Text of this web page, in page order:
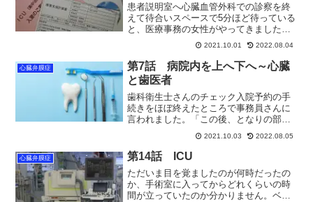
患者説明室へ心臓血管外科での診察を終
えて待合いスペースで5分ほど待っている
と、医療事務の女性がやってきました。
その日のうちに済ませておかなければな
らないことがたくさんあるようです。入
院と手術の説明、各種検査、入院手続
き、歯科衛生士による歯の...
2021.10.01 2022.08.04
心臓弁膜症
第7話 病院内を上へ下へ～心臓
と歯医者
歯科衛生士さんのチェック入院予約の手
続きをほぼ終えたところで事務員さんに
言われました。「この後、となりの部屋
で歯科衛生士が歯のチェックを行いま
す」歯のチェックをするのは知っていま
したが、え、ここでするんですか。外来
じゃなくて？この入院予約の...
2021.10.03 2022.08.05
心臓弁膜症 第14話 ICU
ただいま目を覚ましたのが何時だったの
か、手術室に入ってからどれくらいの時
間が立っていたのか分かりません。ベッ